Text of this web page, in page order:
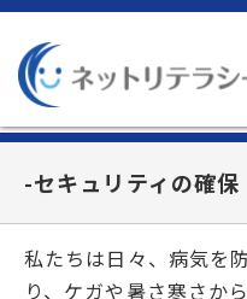
-セキュリティの確保
私たちは日々、病気を
り、ケガや暑さ寒さか